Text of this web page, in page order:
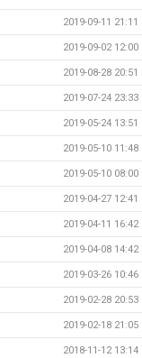
2019-09-11 21:11
2019-09-02 12:00
2019-08-28 20:51
2019-07-24 23:33
2019-05-24 13:51
2019-05-10 11:48
2019-05-10 08:00
2019-04-27 12:41
2019-04-11 16:42
2019-04-08 14:42
2019-03-26 10:46
2019-02-28 20:53
2019-02-18 21:05
2018-11-12 13:14